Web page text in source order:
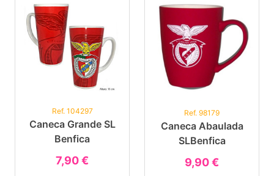
Ref. 104297
Caneca Grande SL
Benfica
7,90 €
Ref. 98179
Caneca Abaulada
SLBenfica
9,90 €